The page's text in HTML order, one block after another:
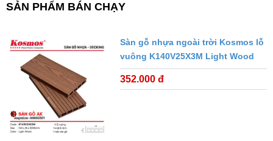
SẢN PHẨM BÁN CHẠY
Sàn gỗ nhựa ngoài trời Kosmos lỗ
vuông K140V25X3M Light Wood
352.000 đ